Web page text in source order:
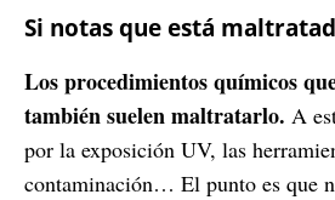
Si notas que está
Los procedimientos químicos
también suelen maltratarlo. A
por la exposición UV, las
contaminación… El punto es que